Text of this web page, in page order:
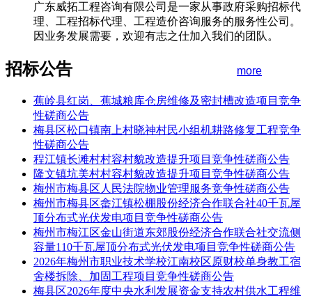
广东威拓工程咨询有限公司是一家从事政府采购招标代
理、工程招标代理、工程造价咨询服务的服务性公司。
因业务发展需要，欢迎有志之仕加入我们的团队。
招标公告 more
蕉岭县红岗、蕉城粮库仓房维修及密封槽改造项目竞争
性磋商公告
梅县区松口镇南上村晓神村民小组机耕路修复工程竞争
性磋商公告
程江镇长滩村村容村貌改造提升项目竞争性磋商公告
隆文镇坑美村村容村貌改造提升项目竞争性磋商公告
梅州市梅县区人民法院物业管理服务竞争性磋商公告
梅州市梅县区畲江镇松棚股份经济合作联合社40千瓦屋
顶分布式光伏发电项目竞争性磋商公告
梅州市梅江区金山街道东郊股份经济合作联合社交流侧
容量110千瓦屋顶分布式光伏发电项目竞争性磋商公告
2026年梅州市职业技术学校江南校区原财校单身教工宿
舍楼拆除、加固工程项目竞争性磋商公告
梅县区2026年度中央水利发展资金支持农村供水工程维